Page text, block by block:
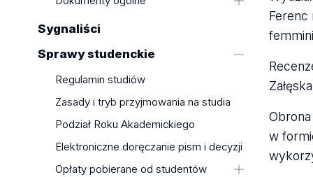
działalności
Dekret o utworzeniu
Strategia
Regulamin zarządzania prawami
autorskimi
infrastruktury badawczej
Standardy Ochrony Małoletnich
Uchwały Uczelnianej Komisji
Sygnaliści
Sprawy studenckie
Regulamin studiów
Zasady i tryb przyjmowania na studia
Podział Roku Akademickiego
Elektroniczne doręczanie pism i decyzji
Opłaty pobierane od studentów
Ferenc
w